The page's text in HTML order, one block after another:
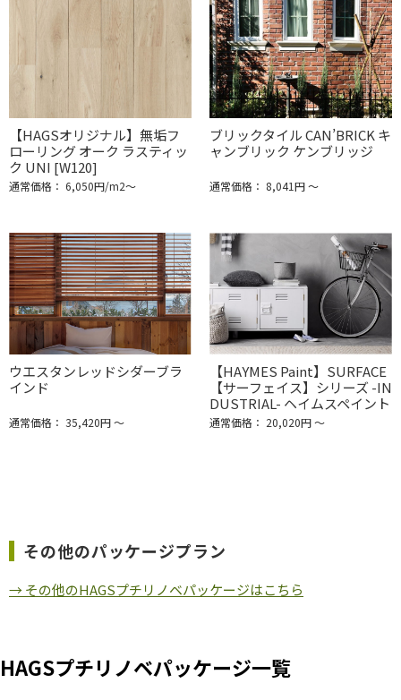
【HAGSオリジナル】無垢フ
ローリング オーク ラスティッ
ク UNI [W120]
通常価格： 6,050円/m2〜
ブリックタイル CAN’BRICK キ
ャンブリック ケンブリッジ
通常価格： 8,041円 ～
ウエスタンレッドシダーブラ
インド
通常価格： 35,420円 ～
【HAYMES Paint】SURFACE
【サーフェイス】シリーズ -IN
DUSTRIAL- ヘイムスペイント
通常価格： 20,020円 ～
その他のパッケージプラン
→ その他のHAGSプチリノベパッケージはこちら
HAGSプチリノベパッケージ一覧